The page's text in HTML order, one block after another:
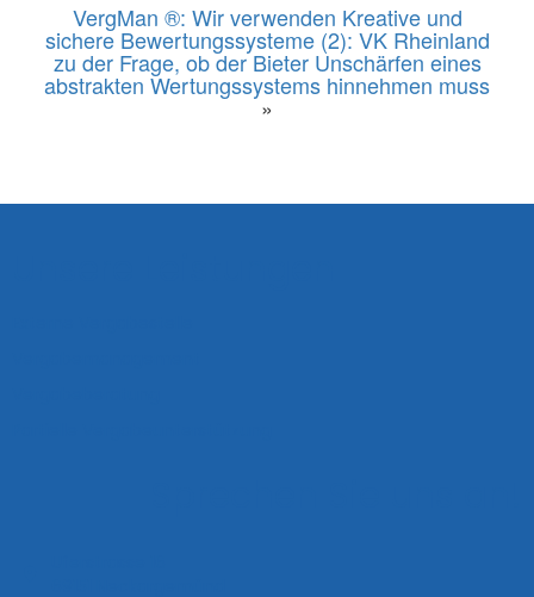
VergMan ®: Wir verwenden Kreative und
sichere Bewertungssysteme (2): VK Rheinland
zu der Frage, ob der Bieter Unschärfen eines
abstrakten Wertungssystems hinnehmen muss
»